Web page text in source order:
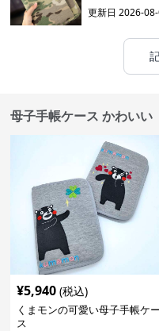
更新日2026-
母子手帳ケース かわいい
¥5,940 (税込)
くまモンの可愛い母子手帳ケー
ス